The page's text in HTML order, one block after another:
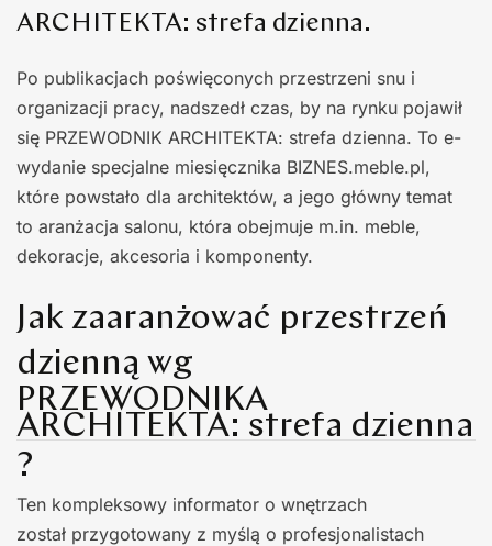
ARCHITEKTA: strefa dzienna.
Po publikacjach poświęconych przestrzeni snu i
organizacji pracy, nadszedł czas, by na rynku pojawił
się PRZEWODNIK ARCHITEKTA: strefa dzienna. To e-
wydanie specjalne miesięcznika BIZNES.meble.pl,
które powstało dla architektów, a jego główny temat
to aranżacja salonu, która obejmuje m.in. meble,
dekoracje, akcesoria i komponenty.
Jak zaaranżować przestrzeń
dzienną wg
PRZEWODNIKA
ARCHITEKTA: strefa dzienna
?
Ten kompleksowy informator o wnętrzach
został przygotowany z myślą o profesjonalistach